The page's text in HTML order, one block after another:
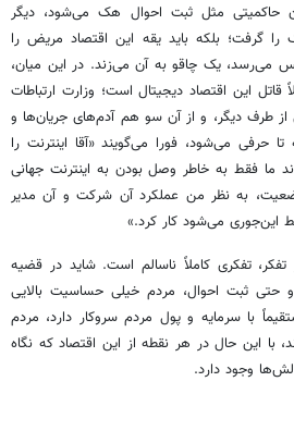
حاکمیتی مثل ثبت احوال هک می‌شود، دیگر
را گرفت؛ بلکه باید یقه این اقتصاد مریض را
می‌رسد، یک چاقو به آن می‌زند. در این میان،
این اقتصاد دیجیتال است؛ وزارت ارتباطات
طرف دیگر، و از آن سو هم آدم‌های جریان‌ها و
حرفی می‌شود، فورا می‌گویند «آقا اینترنت را
ما فقط به خاطر وصل بودن به اینترنت جهانی
به نظر من عملکرد آن شرکت و آن مدیر
این‌جوری می‌شود کار کرد.»
تفکری کاملاً ناسالم است. شاید در قضیه
ثبت احوال، مردم خیلی حساسیت بالایی
با سرمایه و پول مردم سروکار دارد، مردم
با این حال در هر نقطه از این اقتصاد که نگاه
وجود دارد.